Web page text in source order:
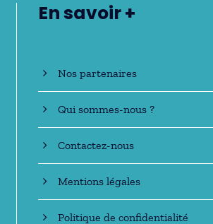
En savoir +
Nos partenaires
Qui sommes-nous ?
Contactez-nous
Mentions légales
Politique de confidentialité